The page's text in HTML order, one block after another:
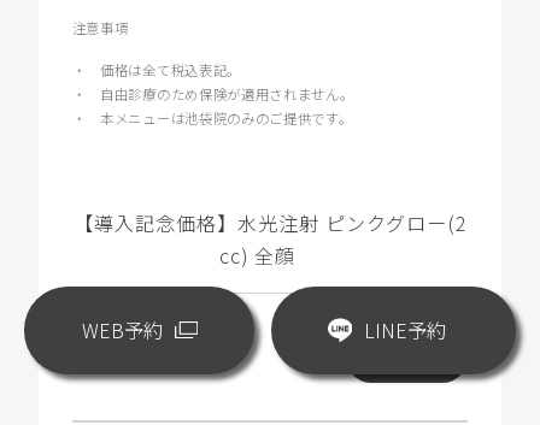
注意事項
・価格は全て税込表記。
・
自由診療のため保険が適用されません。
・本メニューは池袋院のみのご提供です。
【導入記念価格】水光注射 ピンクグロー(2
cc) 全顔
WEB予約 LINE予約